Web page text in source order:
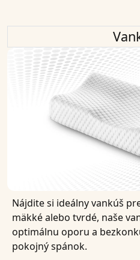
Nájdite si ideálny vankúš
mäkké alebo tvrdé, naše
optimálnu oporu a
pokojný spánok.